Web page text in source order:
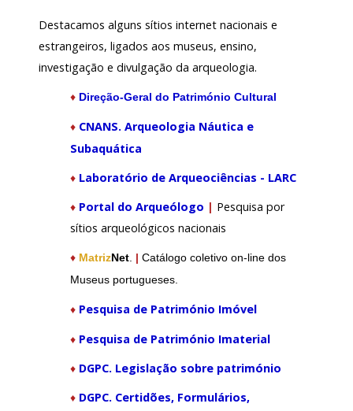
Destacamos alguns sítios internet nacionais e
estrangeiros, ligados aos museus, ensino,
investigação e divulgação da arqueologia.
♦ Direção-Geral do Património Cultural
♦ CNANS. Arqueologia Náutica e
Subaquática
♦ Laboratório de Arqueociências - LARC
♦ Portal do Arqueólogo | Pesquisa por
sítios arqueológicos nacionais
♦ MatrizNet. | Catálogo coletivo on-line dos
Museus portugueses.
♦ Pesquisa de Património Imóvel
♦ Pesquisa de Património Imaterial
♦ DGPC. Legislação sobre património
♦ DGPC. Certidões, Formulários,